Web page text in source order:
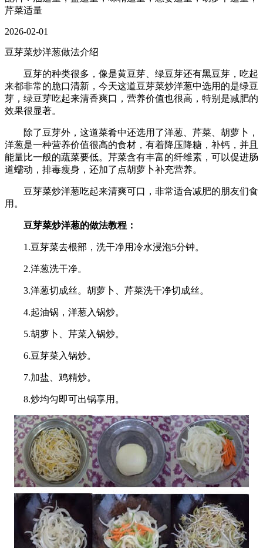
芹菜适量
2026-02-01
豆芽菜炒洋葱做法介绍
豆芽的种类很多，像是黄豆芽、绿豆芽还有黑豆芽，吃起
来都非常的脆口清新，今天这道豆芽菜炒洋葱中选用的是绿豆
芽，绿豆芽吃起来清香爽口，营养价值也很高，特别是减肥的
效果很显著。
除了豆芽外，这道菜肴中还选用了洋葱、芹菜、胡萝卜，
洋葱是一种营养价值很高的食材，有着降压降糖，补钙，并且
能量比一般的蔬菜要低。芹菜含有丰富的纤维素，可以促进肠
道蠕动，排毒瘦身，还加了点胡萝卜补充营养。
豆芽菜炒洋葱吃起来清爽可口，非常适合减肥的朋友们食
用。
豆芽菜炒洋葱的做法教程：
1.豆芽菜去根部，洗干净用冷水浸泡5分钟。
2.洋葱洗干净。
3.洋葱切成丝。胡萝卜、芹菜洗干净切成丝。
4.起油锅，洋葱入锅炒。
5.胡萝卜、芹菜入锅炒。
6.豆芽菜入锅炒。
7.加盐、鸡精炒。
8.炒均匀即可出锅享用。